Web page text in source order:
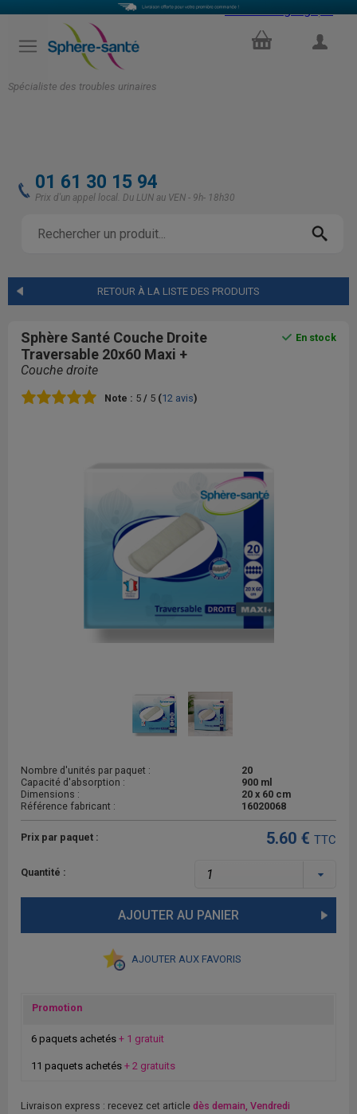
Spécialiste des troubles urinaires
Select Language
PANIER
01 61 30 15 94
Prix d'un appel local. Du LUN au VEN - 9h- 18h30
RETOUR À LA LISTE DES PRODUITS
En stock
Sphère Santé Couche Droite
Traversable 20x60 Maxi +
Couche droite
Note : 5 / 5 (12 avis)
Nombre d'unités par paquet :
20
Capacité d'absorption :
900 ml
Dimensions :
20 x 60 cm
Référence fabricant :
16020068
Prix par paquet : 5.60 € TTC
Quantité :
AJOUTER AU PANIER
AJOUTER AUX FAVORIS
Promotion
6 paquets achetés + 1 gratuit
11 paquets achetés + 2 gratuits
Livraison express : recevez cet article dès demain, Vendredi